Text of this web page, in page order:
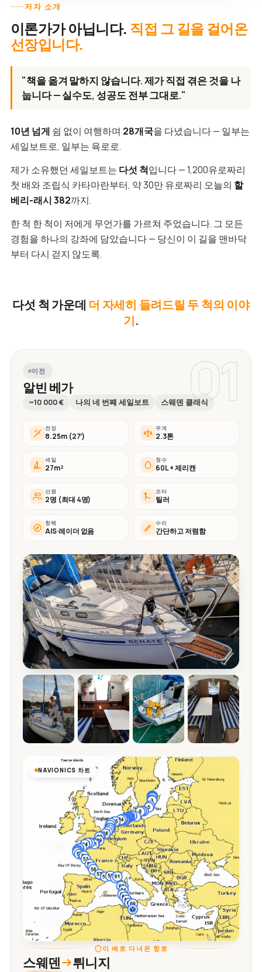
저자 소개
이론가가 아닙니다. 직접 그 길을 걸어온
선장입니다.
"책을 옮겨 말하지 않습니다. 제가 직접 겪은 것을 나
눕니다 — 실수도, 성공도 전부 그대로."
10년 넘게 쉼 없이 여행하며 28개국을 다녔습니다 — 일부는
세일보트로, 일부는 육로로.
제가 소유했던 세일보트는 다섯 척입니다 — 1,200유로짜리
첫 배와 조립식 카타마란부터, 약 30만 유로짜리 오늘의 할
베리-래시 382까지.
한 척 한 척이 저에게 무언가를 가르쳐 주었습니다. 그 모든
경험을 하나의 강좌에 담았습니다 — 당신이 이 길을 맨바닥
부터 다시 걷지 않도록.
다섯 척 가운데 더 자세히 들려드릴 두 척의 이야
기.
01
이전
알빈 베가
~10 000 € 나의 네 번째 세일보트 스웨덴 클래식
전장
8.25m (27′)
무게
2.3톤
세일
27m²
청수
60L + 제리캔
선원
2명 (최대 4명)
조타
틸러
항해
AIS·레이더 없음
수리
간단하고 저렴함
NAVIONICS 차트
이 배로 다녀온 항로
스웨덴 튀니지